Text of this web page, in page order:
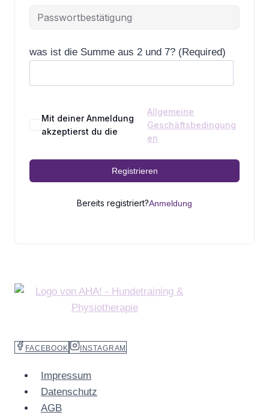
was ist die Summe aus 2 und 7? (Required)
Mit deiner Anmeldung
akzeptierst du die
Allgemeine
Geschäftsbedingung
en
Registrieren
Bereits registriert?Anmeldung
FACEBOOK INSTAGRAM
Impressum
Datenschutz
AGB